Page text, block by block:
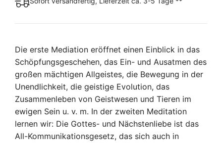
Die erste Mediation eröffnet einen Einblick in das
Schöpfungsgeschehen, das Ein- und Ausatmen des
großen mächtigen Allgeistes, die Bewegung in der
Unendlichkeit, die geistige Evolution, das
Zusammenleben von Geistwesen und Tieren im
ewigen Sein u. v. m. In der zweiten Meditation
lernen wir: Die Gottes- und Nächstenliebe ist das
All-Kommunikationsgesetz, das sich auch in